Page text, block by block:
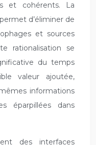
et cohérents. La
d’éliminer de
et sources
rationalisation se
du temps
valeur ajoutée,
informations
éparpillées dans
des interfaces